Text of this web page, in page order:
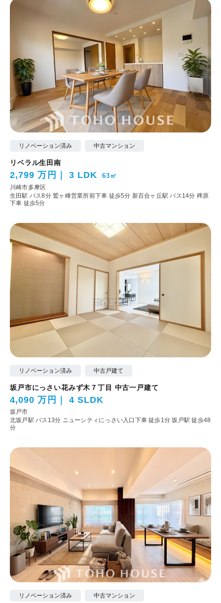
リノベーション済み 中古マンション
リベラル生田南
2,799 万円 3 LDK 63㎡
川崎市多摩区
生田駅 バス8分 鷲ヶ峰営業所前下車 徒歩5分 新百合ヶ丘駅 バス14分 稗原
下車 徒歩5分
リノベーション済み 中古戸建て
坂戸市にっさい花みず木７丁目 中古一戸建て
4,090 万円 4 SLDK
坂戸市
北坂戸駅 バス13分 ニューシティにっさい入口下車 徒歩1分坂戸駅 徒歩48
分
リノベーション済み 中古マンション